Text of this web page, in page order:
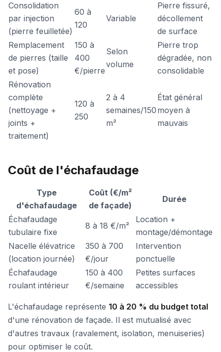
Consolidation
par injection
(pierre feuilletée)
60 à
120
Variable
Pierre fissuré,
décollement
de surface
Remplacement
de pierres (taille
et pose)
150 à
400
€/pierre
Selon
volume
Pierre trop
dégradée, non
consolidable
Rénovation
complète
(nettoyage +
joints +
traitement)
120 à
250
2 à 4
semaines/150
m²
État général
moyen à
mauvais
Coût de l'échafaudage
Type
d'échafaudage
Coût (€/m²
de façade)
Durée
Échafaudage
tubulaire fixe
8 à 18 €/m²
Location +
montage/démontage
Nacelle élévatrice
(location journée)
350 à 700
€/jour
Intervention
ponctuelle
Échafaudage
roulant intérieur
150 à 400
€/semaine
Petites surfaces
accessibles
L'échafaudage représente 10 à 20 % du budget total
d'une rénovation de façade. Il est mutualisé avec
d'autres travaux (ravalement, isolation, menuiseries)
pour optimiser le coût.